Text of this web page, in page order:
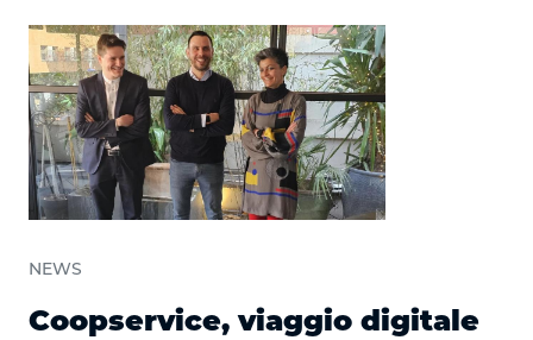
NEWS
Coopservice, viaggio digitale